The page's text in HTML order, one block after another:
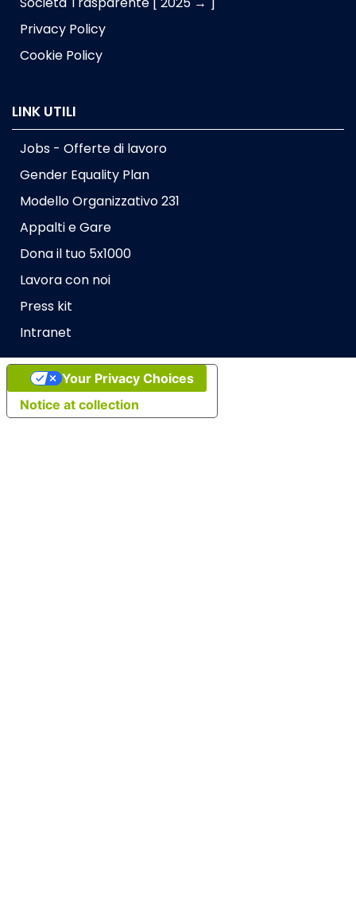
Privacy Policy
Cookie Policy
LINK UTILI
Jobs - Offerte di lavoro
Gender Equality Plan
Modello Organizzativo 231
Appalti e Gare
Dona il tuo 5x1000
Lavora con noi
Press kit
Intranet
Notice at collection
Your Privacy Choices